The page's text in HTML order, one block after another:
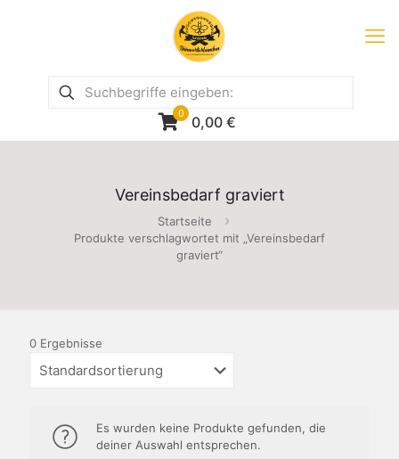
0 0,00 €
Vereinsbedarf graviert
Startseite
Produkte verschlagwortet mit „Vereinsbedarf
graviert“
0 Ergebnisse
Es wurden keine Produkte gefunden, die
deiner Auswahl entsprechen.